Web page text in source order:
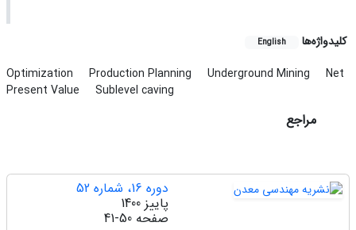
کلیدواژه‌ها English
Optimization Production Planning Underground Mining
Net
Present Value
Sublevel caving
مراجع
دوره 16، شماره 52
پاییز 1400
صفحه 41-50